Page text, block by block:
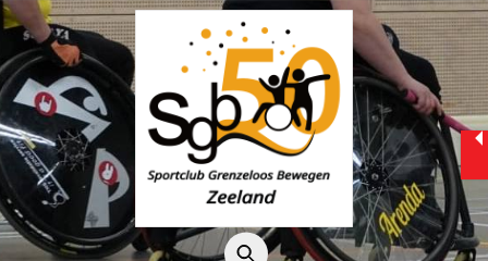
Skip
content